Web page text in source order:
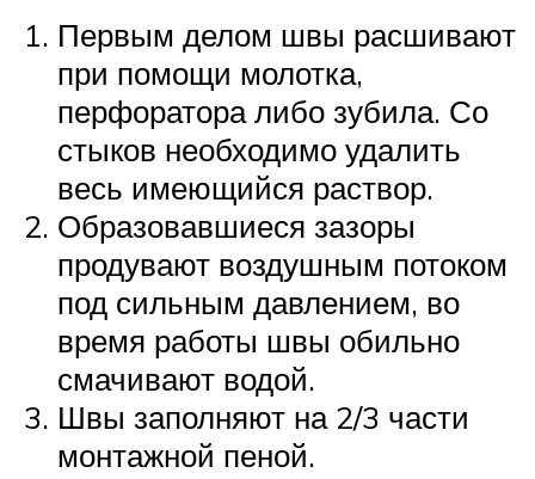
Первым делом швы расшивают
при помощи молотка,
перфоратора либо зубила. Со
стыков необходимо удалить
весь имеющийся раствор.
Образовавшиеся зазоры
продувают воздушным потоком
под сильным давлением, во
время работы швы обильно
смачивают водой.
Швы заполняют на 2/3 части
монтажной пеной.